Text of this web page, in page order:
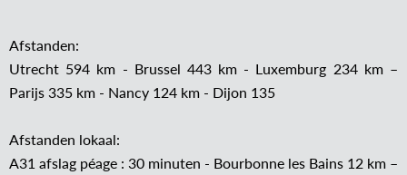
Afstanden:
Utrecht 594 km - Brussel 443 km - Luxemburg 234 km –
Parijs 335 km - Nancy 124 km - Dijon 135
Afstanden lokaal:
A31 afslag péage : 30 minuten - Bourbonne les Bains 12 km –